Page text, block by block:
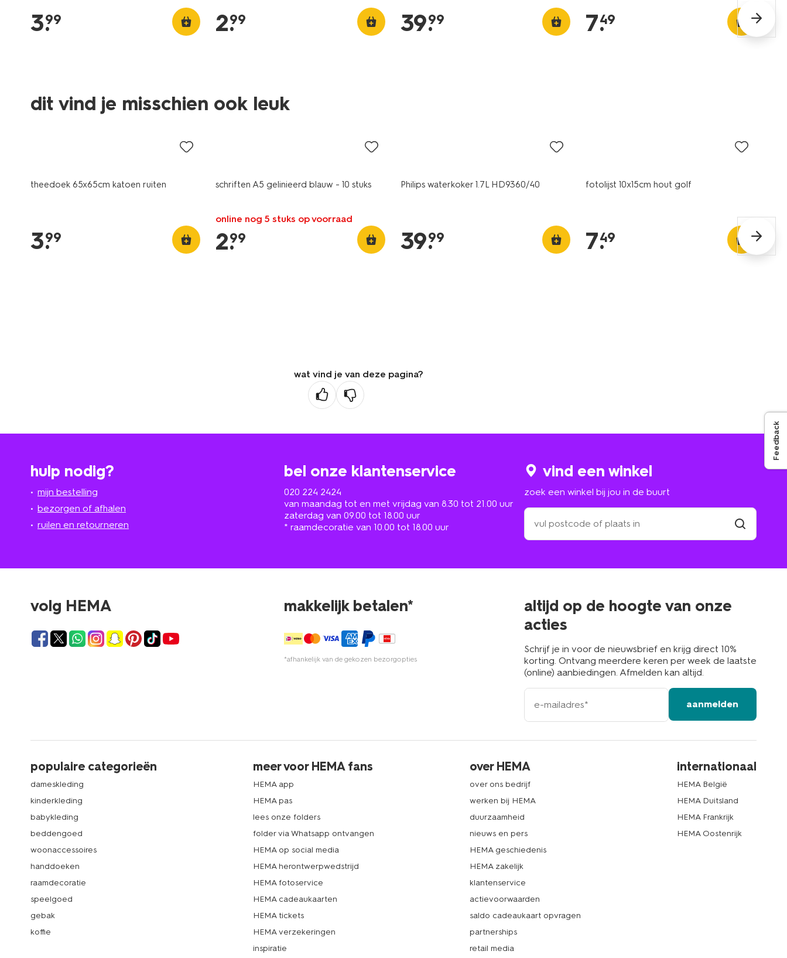
3.
99 2.
99 39.
99 7.
49
dit vind je misschien ook leuk
theedoek 65x65cm katoen ruiten
3.
99
schriften A5 gelinieerd blauw - 10 stuks
online nog 5 stuks op voorraad
2.
99
Philips waterkoker 1.7L HD9360/40
39.
99
fotolijst 10x15cm hout golf
7.
49
wat vind je van deze pagina?
hulp nodig?
mijn bestelling
bezorgen of afhalen
ruilen en retourneren
bel onze klantenservice
020 224 2424
van maandag tot en met vrijdag van 8.30 tot 21.00 uur
zaterdag van 09.00 tot 18.00 uur
* raamdecoratie van 10.00 tot 18.00 uur
vind een winkel
zoek een winkel bij jou in de buurt
zoek
een
winkel
in
volg HEMA makkelijk betalen*
*afhankelijk van de gekozen bezorgopties
altijd op de hoogte van onze
acties
Schrijf je in voor de nieuwsbrief en krijg direct 10%
korting. Ontvang meerdere keren per week de laatste
(online) aanbiedingen. Afmelden kan altijd.
e-
mailadres
aanmelden
populaire categorieën
dameskleding
kinderkleding
babykleding
beddengoed
woonaccessoires
handdoeken
raamdecoratie
speelgoed
gebak
koffie
meer voor HEMA fans
HEMA app
HEMA pas
lees onze folders
folder via Whatsapp ontvangen
HEMA op social media
HEMA herontwerpwedstrijd
HEMA fotoservice
HEMA cadeaukaarten
HEMA tickets
HEMA verzekeringen
inspiratie
over HEMA
over ons bedrijf
werken bij HEMA
duurzaamheid
nieuws en pers
HEMA geschiedenis
HEMA zakelijk
klantenservice
actievoorwaarden
saldo cadeaukaart opvragen
partnerships
retail media
internationaal
HEMA België
HEMA Duitsland
HEMA Frankrijk
HEMA Oostenrijk
Feedback